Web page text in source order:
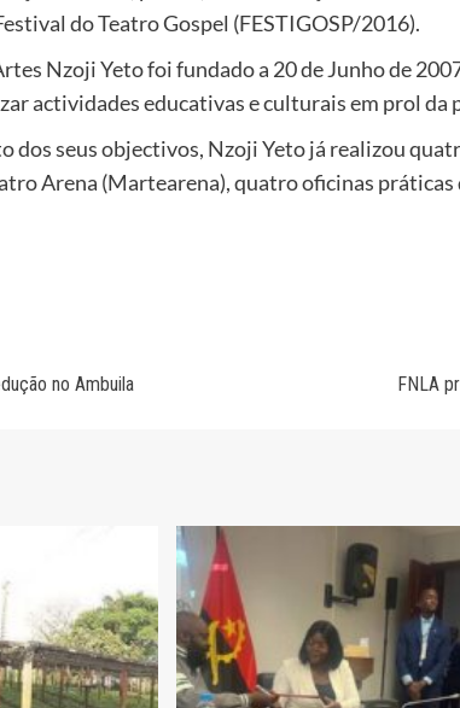
do Teatro Gospel (FESTIGOSP/2016).
Nzoji Yeto foi fundado a 20 de Junho de
actividades educativas e culturais em prol da
dos seus objectivos, Nzoji Yeto já realizou
Arena (Martearena), quatro oficinas
no Ambuila
FNLA